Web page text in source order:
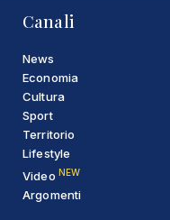
Canali
News
Economia
Cultura
Sport
Territorio
Lifestyle
Video NEW
Argomenti